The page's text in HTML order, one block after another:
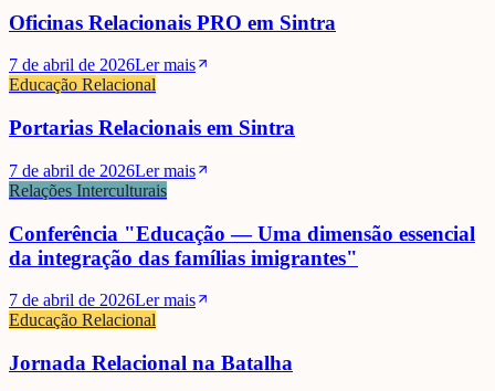
David Lopes
Oficinas Relacionais PRO em Sintra
7 de abril de 2026Ler mais
Educação Relacional
Portarias Relacionais em Sintra
7 de abril de 2026Ler mais
Relações Interculturais
Conferência "Educação — Uma dimensão essencial
da integração das famílias imigrantes"
7 de abril de 2026Ler mais
Educação Relacional
Jornada Relacional na Batalha